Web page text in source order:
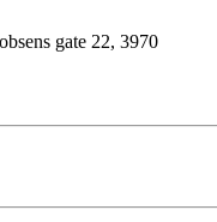
gate 22, 3970